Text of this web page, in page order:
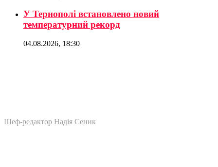
У Тернополі встановлено новий
температурний рекорд
04.08.2026, 18:30
Шеф-редактор Надія Сеник